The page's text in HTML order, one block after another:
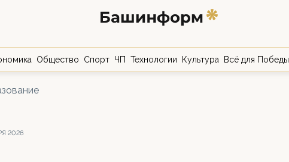
Общество Спорт ЧП Технологии Культура Всё для Победы
2026